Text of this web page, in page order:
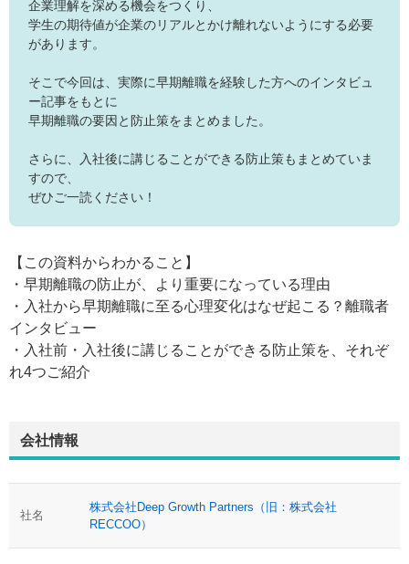
企業理解を深める機会をつくり、
学生の期待値が企業のリアルとかけ離れないようにする必要
があります。
そこで今回は、実際に早期離職を経験した方へのインタビュ
ー記事をもとに
早期離職の要因と防止策をまとめました。
さらに、入社後に講じることができる防止策もまとめていま
すので、
ぜひご一読ください！
【この資料からわかること】
・早期離職の防止が、より重要になっている理由
・入社から早期離職に至る心理変化はなぜ起こる？離職者
インタビュー
・入社前・入社後に講じることができる防止策を、それぞ
れ4つご紹介
会社情報
社名
株式会社Deep Growth Partners（旧：株式会社
RECCOO）